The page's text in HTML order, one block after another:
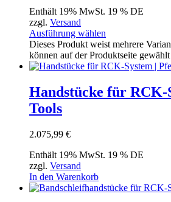
Enthält 19% MwSt. 19 % DE
zzgl. Versand
Ausführung wählen
Dieses Produkt weist mehrere
können auf der Produktseite
Handstücke für RCK-
Tools
2.075,99 €
Enthält 19% MwSt. 19 % DE
zzgl. Versand
In den Warenkorb